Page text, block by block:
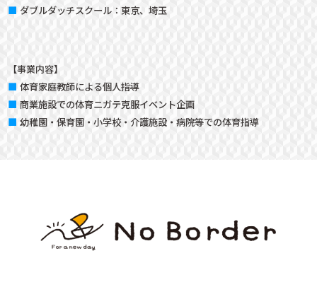
ダブルダッチスクール： 東京、埼玉
【事業内容】
体育家庭教師による個人指導
商業施設での体育ニガテ克服イベント企画
幼稚園・保育園・小学校・介護施設・病院等での体育指導